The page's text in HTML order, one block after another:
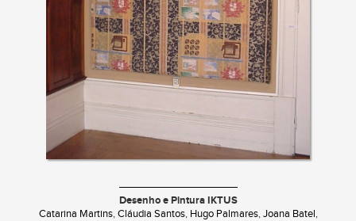
Desenho e Pintura IKTUS
Catarina Martins, Cláudia Santos, Hugo Palmares, Joana Batel,